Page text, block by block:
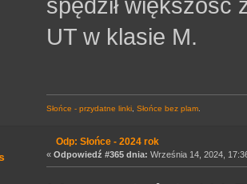
spędził większość
UT w klasie M.
Słońce - przydatne linki Słońce bez plam
Odp: Słońce - 2024 rok
« Odpowiedź #365 dnia: Września 14, 2024,